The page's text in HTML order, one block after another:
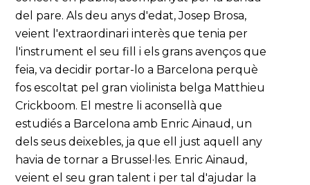
del pare. Als deu anys d'edat, Josep Brosa,
veient l'extraordinari interès que tenia per
l'instrument el seu fill i els grans avenços que
feia, va decidir portar-lo a Barcelona perquè
fos escoltat pel gran violinista belga Matthieu
Crickboom. El mestre li aconsellà que
estudiés a Barcelona amb Enric Ainaud, un
dels seus deixebles, ja que ell just aquell any
havia de tornar a Brussel·les. Enric Ainaud,
veient el seu gran talent i per tal d'ajudar la